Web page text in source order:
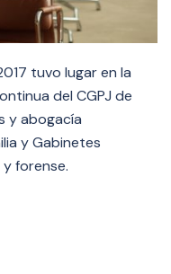
tuvo lugar en la
del CGPJ de
y abogacía
y Gabinetes
forense.